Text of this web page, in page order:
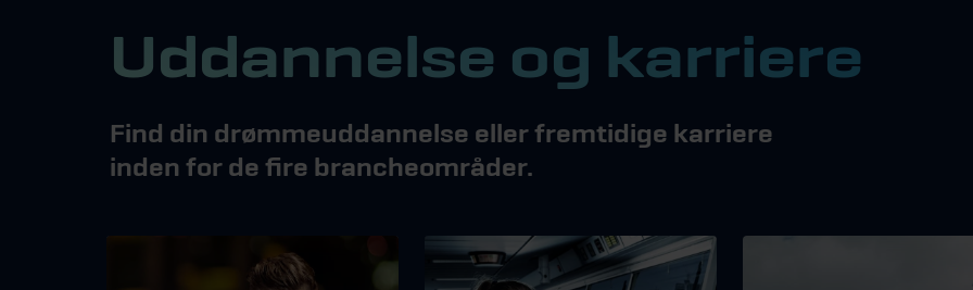
Uddan­nelse og karriere
Find din drømmeuddannelse eller fremtidige karriere
inden for de fire brancheområder.